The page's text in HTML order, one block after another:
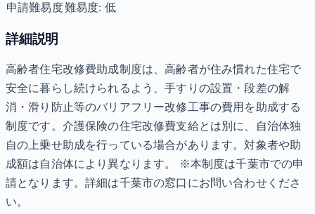
申請難易度難易度: 低
詳細説明
高齢者住宅改修費助成制度は、高齢者が住み慣れた住宅で
安全に暮らし続けられるよう、手すりの設置・段差の解
消・滑り防止等のバリアフリー改修工事の費用を助成する
制度です。介護保険の住宅改修費支給とは別に、自治体独
自の上乗せ助成を行っている場合があります。対象者や助
成額は自治体により異なります。 ※本制度は千葉市での申
請となります。詳細は千葉市の窓口にお問い合わせくださ
い。